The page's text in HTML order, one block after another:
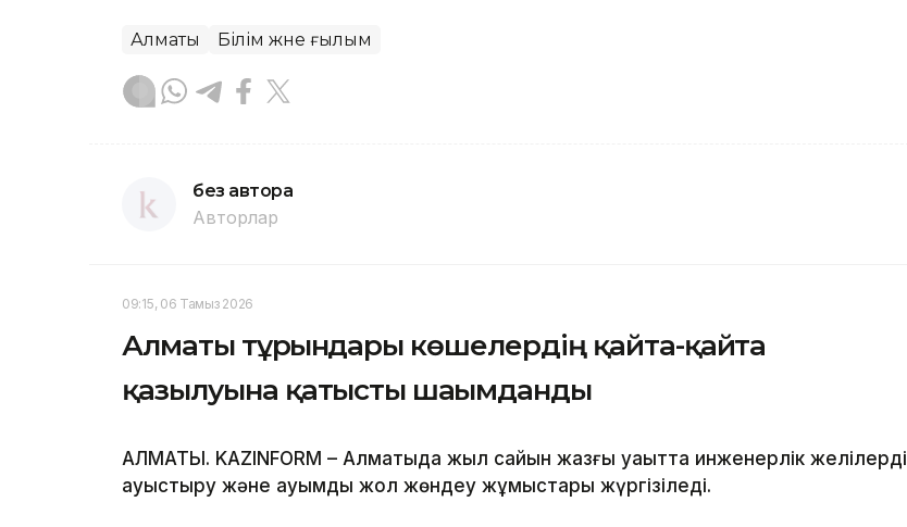
Алматы Білім және ғылым
без автора
Авторлар
09:15, 06 Тамыз 2026
Алматы тұрғындары көшелердің қайта-қайта
қазылуына қатысты шағымданды
АЛМАТЫ. KAZINFORM – Алматыда жыл сайын жазғы уақытта инженерлік желілерді
ауыстыру және ауқымды жол жөндеу жұмыстары жүргізіледі.